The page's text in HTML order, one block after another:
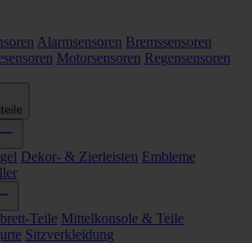
Alarmsensoren Bremssensoren
Motorsensoren Regensensoren
Dekor- & Zierleisten Embleme
Teile Mittelkonsole & Teile
Sitzverkleidung